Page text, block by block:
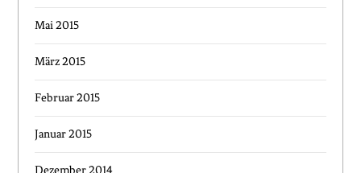
Mai 2015
März 2015
Februar 2015
Januar 2015